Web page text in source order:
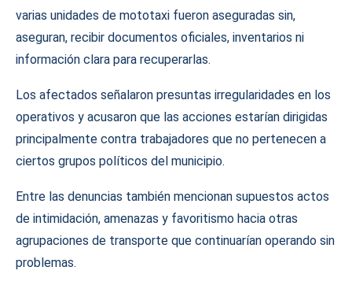
varias unidades de mototaxi fueron aseguradas sin,
aseguran, recibir documentos oficiales, inventarios ni
información clara para recuperarlas.
Los afectados señalaron presuntas irregularidades en los
operativos y acusaron que las acciones estarían dirigidas
principalmente contra trabajadores que no pertenecen a
ciertos grupos políticos del municipio.
Entre las denuncias también mencionan supuestos actos
de intimidación, amenazas y favoritismo hacia otras
agrupaciones de transporte que continuarían operando sin
problemas.